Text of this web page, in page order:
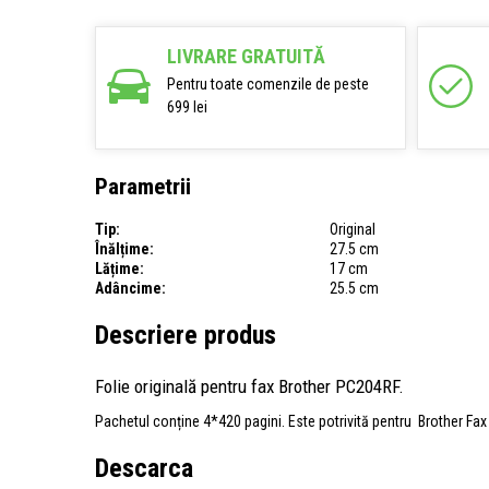
LIVRARE GRATUITĂ
Pentru toate comenzile de peste
699 lei
Parametrii
Tip:
Original
Înălțime:
27.5 cm
Lățime:
17 cm
Adâncime:
25.5 cm
Descriere produs
Folie originală pentru fax Brother PC204RF.
Pachetul conține 4*420 pagini. Este potrivită pentru Brother
Descarca